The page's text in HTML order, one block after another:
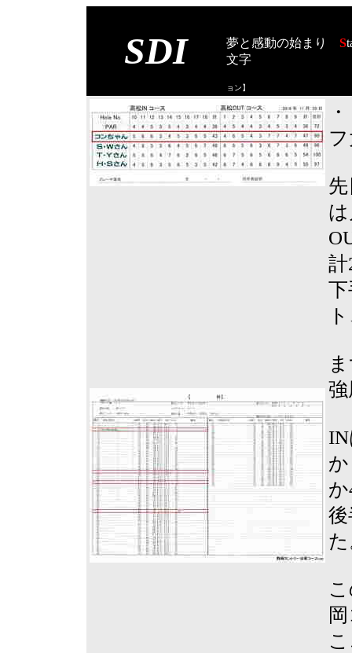
SDI 夢と感動の始まり S
文字
ョン】
計